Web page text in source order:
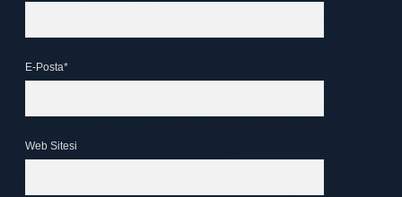
E-Posta*
Web Sitesi